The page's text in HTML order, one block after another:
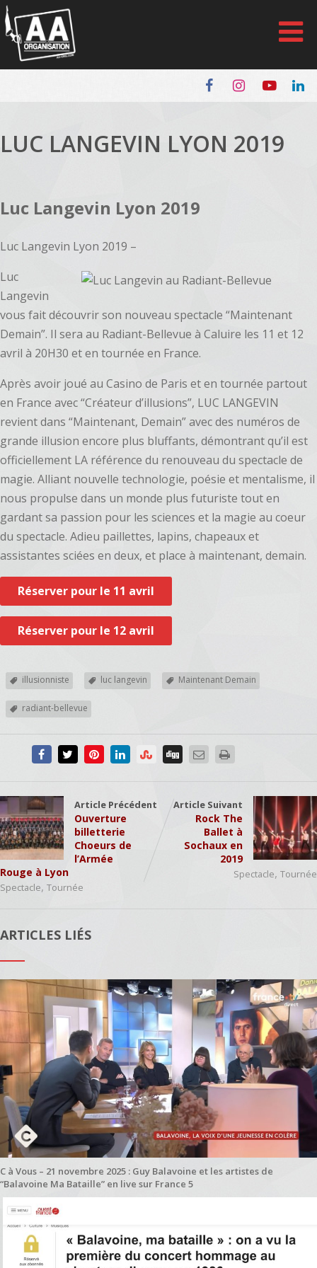
Panneau de gestion des cookies
LUC LANGEVIN LYON 2019
Luc Langevin Lyon 2019
Luc Langevin Lyon 2019 –
Luc
Langevin
vous fait découvrir son nouveau spectacle “Maintenant
Demain”. Il sera au Radiant-Bellevue à Caluire les 11 et 12
avril à 20H30 et en tournée en France.
Après avoir joué au Casino de Paris et en tournée partout
en France avec “Créateur d’illusions”, LUC LANGEVIN
revient dans “Maintenant, Demain” avec des numéros de
grande illusion encore plus bluffants, démontrant qu’il est
officiellement LA référence du renouveau du spectacle de
magie. Alliant nouvelle technologie, poésie et mentalisme, il
nous propulse dans un monde plus futuriste tout en
gardant sa passion pour les sciences et la magie au coeur
du spectacle. Adieu paillettes, lapins, chapeaux et
assistantes sciées en deux, et place à maintenant, demain.
Réserver pour le 11 avril
Réserver pour le 12 avril
illusionniste luc langevin Maintenant Demain
radiant-bellevue
Article Précédent
Ouverture
billetterie
Choeurs de
l’Armée
Rouge à Lyon
Spectacle, Tournée
Article Suivant
Rock The
Ballet à
Sochaux en
2019
Spectacle, Tournée
ARTICLES LIÉS
C à Vous – 21 novembre 2025 : Guy Balavoine et les artistes de
“Balavoine Ma Bataille” en live sur France 5